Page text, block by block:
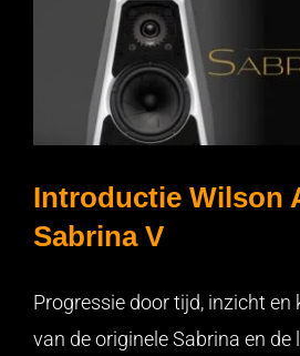
Introductie Wilson
Sabrina V
Progressie door tijd, inzicht en
van de originele Sabrina en de